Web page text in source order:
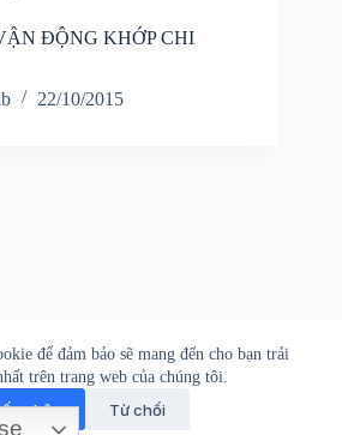
để đảm bảo sẽ mang đến cho bạn trải
trên trang web của chúng tôi.
nhận Từ chối
ĐỘNG KHỚP CHI
22/10/2015
Liên hệ Miễn trừ Ủng hộ